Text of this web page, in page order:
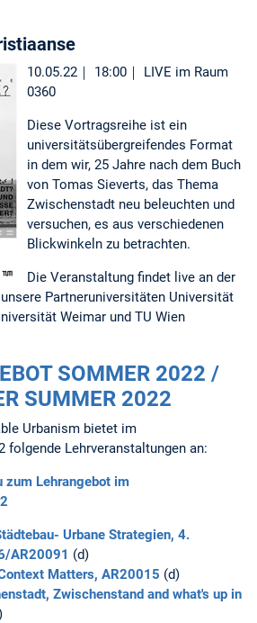
10.05.22｜ 18:00｜ LIVE im Raum
0360
Diese Vortragsreihe ist ein
universitätsübergreifendes Format
in dem wir, 25 Jahre nach dem Buch
von Tomas Sieverts, das Thema
Zwischenstadt neu beleuchten und
versuchen, es aus verschiedenen
Blickwinkeln zu betrachten.
Die Veranstaltung findet live an der
Partneruniversitäten Universität
Weimar und TU Wien
SOMMER 2022 /
SUMMER 2022
Urbanism bietet im
folgende Lehrveranstaltungen an:
zum Lehrangebot im
Urbane Strategien, 4.
AR20091 (d)
Matters, AR20015 (d)
Zwischenstand and what's up in